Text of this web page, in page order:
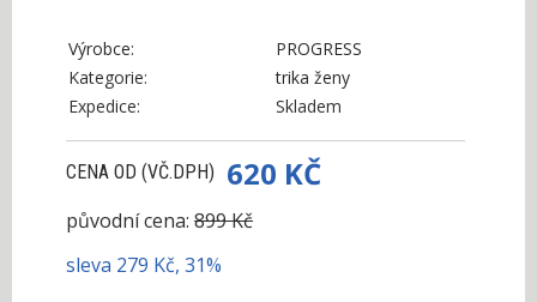
Výrobce:
PROGRESS
Kategorie:
trika ženy
Expedice:
Skladem
CENA OD (VČ.DPH) 620 KČ
původní cena: 899 Kč
sleva 279 Kč, 31%